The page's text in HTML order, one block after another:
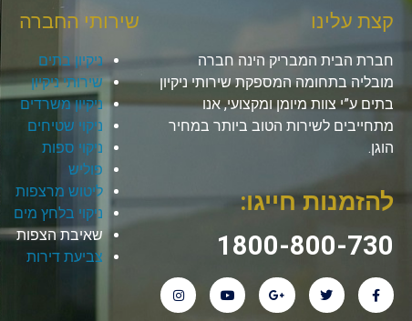
קצת עלינו
חברת הבית המבריק הינה חברה
מובליה בתחומה המספקת שירותי ניקיון
בתים ע”י צוות מיומן ומקצועי, אנו
מתחייבים לשירות הטוב ביותר במחיר
הוגן.
להזמנות חייגו:
1800-800-730
שירותי החברה
ניקיון בתים
שירותי ניקיון
ניקיון משרדים
ניקוי שטיחים
ניקוי ספות
פוליש
ליטוש מרצפות
ניקוי בלחץ מים
שאיבת הצפות
צביעת דירות